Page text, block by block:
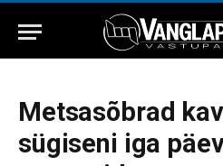
Metsasõbrad
sügiseni iga